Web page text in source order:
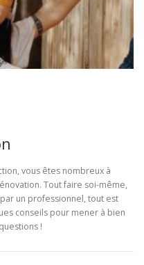
vous êtes nombreux à
Tout faire soi-même,
un professionnel, tout est
conseils pour mener à bien
!